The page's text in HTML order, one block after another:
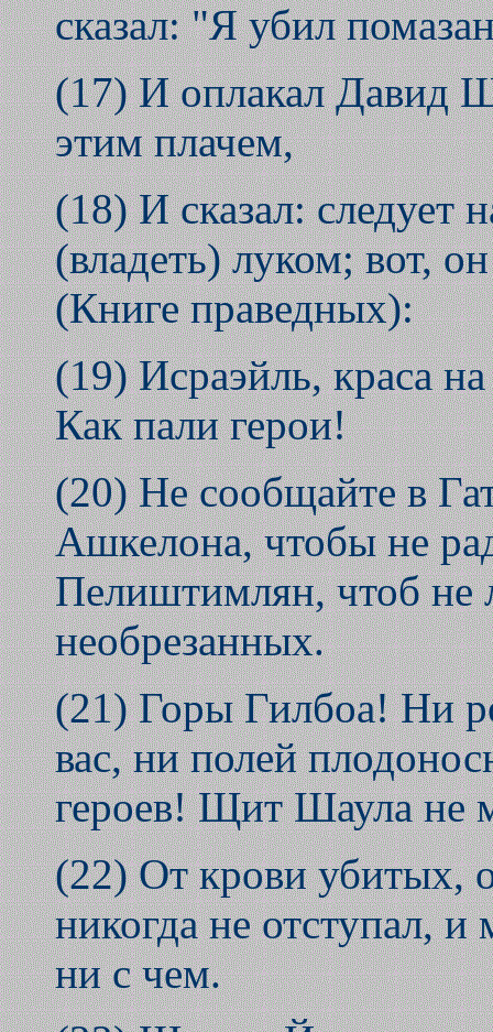
сказал: "Я убил
(17) И оплакал Давид
этим плачем,
(18) И сказал: следует
(владеть) луком; вот,
(Книге праведных):
(19) Исраэйль, краса
Как пали герои!
(20) Не сообщайте в
Ашкелона, чтобы не
Пелиштимлян, чтоб не
необрезанных.
(21) Горы Гилбоа! Ни
вас, ни полей
героев! Щит Шаула не
(22) От крови убитых,
никогда не отступал,
ни с чем.